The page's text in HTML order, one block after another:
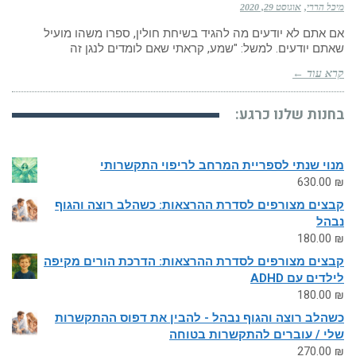
מיכל הררי אוגוסט 29, 2020
אם אתם לא יודעים מה להגיד בשיחת חולין, ספרו משהו מועיל
שאתם יודעים. למשל: "שמע, קראתי שאם לומדים לנגן זה
קרא עוד ←
בחנות שלנו כרגע:
מנוי שנתי לספריית המרחב לריפוי התקשרותי
630.00 ₪
קבצים מצורפים לסדרת ההרצאות: כשהלב רוצה והגוף
נבהל
180.00 ₪
קבצים מצורפים לסדרת ההרצאות: הדרכת הורים מקיפה
לילדים עם ADHD
180.00 ₪
כשהלב רוצה והגוף נבהל - להבין את דפוס ההתקשרות
שלי / עוברים להתקשרות בטוחה
270.00 ₪